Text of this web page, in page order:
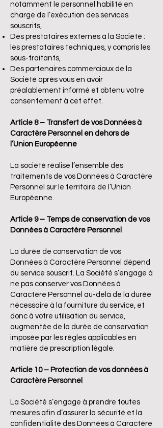
notamment le personnel habilité en
charge de l’exécution des services
souscrits,
Des prestataires externes à la Société :
les prestataires techniques, y compris les
sous-traitants,
Des partenaires commerciaux de la
Société après vous en avoir
préalablement informé et obtenu votre
consentement à cet effet.
Article 8 – Transfert de vos Données à
Caractère Personnel en dehors de
l’Union Européenne
La société réalise l’ensemble des
traitements de vos Données à Caractère
Personnel sur le territoire de l’Union
Européenne.
Article 9 – Temps de conservation de vos
Données à Caractère Personnel
La durée de conservation de vos
Données à Caractère Personnel dépend
du service souscrit. La Société s’engage à
ne pas conserver vos Données à
Caractère Personnel au-delà de la durée
nécessaire à la fourniture du service, et
donc à votre utilisation du service,
augmentée de la durée de conservation
imposée par les règles applicables en
matière de prescription légale.
Article 10 – Protection de vos données à
Caractère Personnel
La Société s’engage à prendre toutes
mesures afin d’assurer la sécurité et la
confidentialité des Données à Caractère